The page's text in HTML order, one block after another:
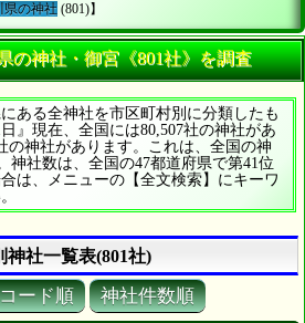
県の神社 (801)】
の神社・御宮《801社》を調査
ある全神社を市区町村別に分類したも
』現在、全国には80,507社の神社があ
の神社があります。これは、全国の神
神社数は、全国の47都道府県で第41位
は、メニューの【全文検索】にキーワ
社一覧表(801社)
ード順 神社件数順